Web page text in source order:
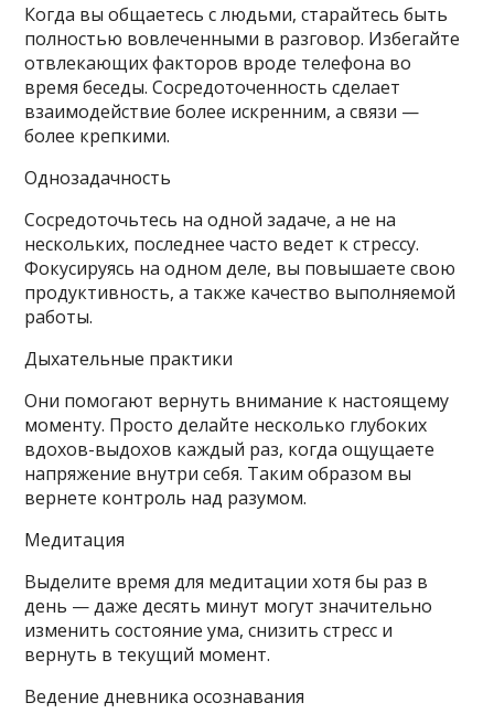
Когда вы общаетесь с людьми, старайтесь быть
полностью вовлеченными в разговор. Избегайте
отвлекающих факторов вроде телефона во
время беседы. Сосредоточенность сделает
взаимодействие более искренним, а связи —
более крепкими.
Однозадачность
Сосредоточьтесь на одной задаче, а не на
нескольких, последнее часто ведет к стрессу.
Фокусируясь на одном деле, вы повышаете свою
продуктивность, а также качество выполняемой
работы.
Дыхательные практики
Они помогают вернуть внимание к настоящему
моменту. Просто делайте несколько глубоких
вдохов-выдохов каждый раз, когда ощущаете
напряжение внутри себя. Таким образом вы
вернете контроль над разумом.
Медитация
Выделите время для медитации хотя бы раз в
день — даже десять минут могут значительно
изменить состояние ума, снизить стресс и
вернуть в текущий момент.
Ведение дневника осознавания